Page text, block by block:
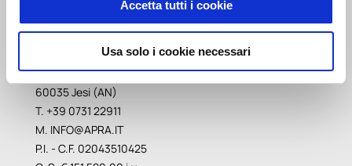
Accetta tutti i cookie
Usa solo i cookie necessari
via G.Brodolini, 12
60035 Jesi (AN)
T. +39 0731 22911
M. INFO@APRA.IT
P.I. - C.F. 02043510425